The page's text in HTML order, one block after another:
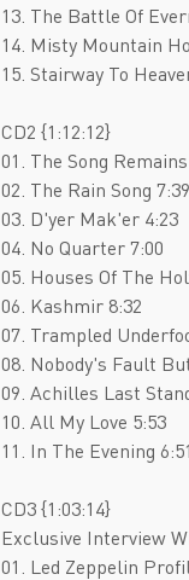
13. The Battle Of
14. Misty Mountain
15. Stairway To
CD2 {1:12:12}
01. The Song
02. The Rain Song 7:39
03. D'yer Mak'er 4:23
04. No Quarter 7:00
05. Houses Of The
06. Kashmir 8:32
07. Trampled
08. Nobody's Fault
09. Achilles Last
10. All My Love 5:53
11. In The Evening 6:51
CD3 {1:03:14}
Exclusive Interview
01. Led Zeppelin